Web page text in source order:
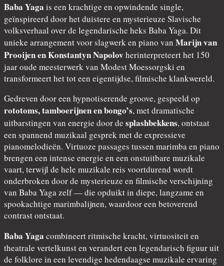
Baba Yaga is een krachtige en opwindende single,
geïnspireerd door het duistere en mysterieuze Slavische
volksverhaal over de legendarische heks Baba Yaga. Dit
unieke arrangement voor slagwerk en piano van Marijn van
Prooijen en Konstantyn Napolov herinterpreteert het 150
jaar oude meesterwerk van Modest Moessorgski en
transformeert het tot een eigentijdse, filmische klankwereld.
Gedreven door een hypnotiserende groove, gespeeld op
rototoms, tamboerijnen en bongo’s, met dramatische
uitbarstingen van energie door de splashbekkens, ontstaat
een spannend muzikaal gesprek met de expressieve
pianomelodieën. Virtuoze passages tussen marimba en piano
brengen een intense energie en een onstuitbare muzikale
vaart, terwijl de hele muzikale reis voortdurend wordt
onderbroken door de mysterieuze en filmische verschijning
van Baba Yaga zelf — die opduikt in diepe, langzame en
spookachtige marimbalijnen, waardoor een betoverend
contrast ontstaat.
Baba Yaga combineert ritmische kracht, virtuositeit en
theatrale vertelkunst en verandert een legendarisch figuur uit
de folklore in een levendige hedendaagse muzikale ervaring